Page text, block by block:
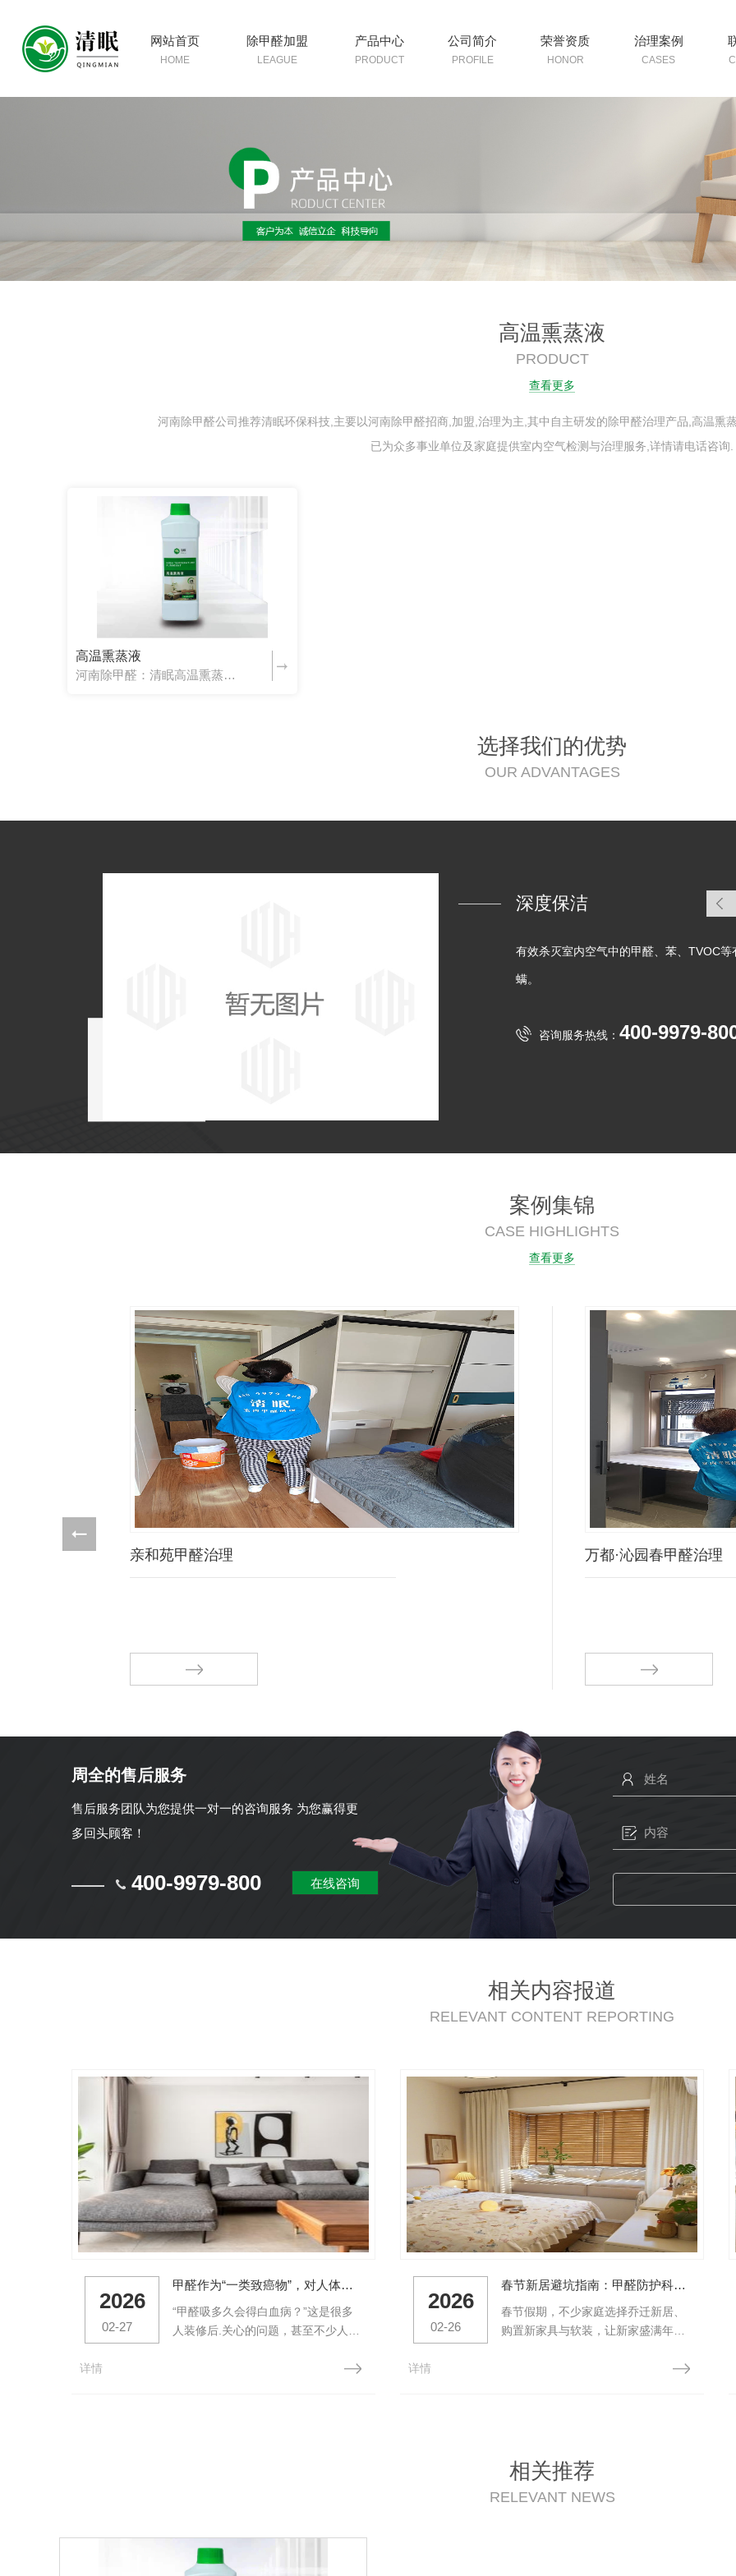
网站首页
HOME
除甲醛加盟
LEAGUE
产品中心
PRODUCT
公司简介
PROFILE
荣誉资质
HONOR
治理案例
CASES
高温熏蒸液
PRODUCT
查看更多
河南除甲醛公司推荐清眠环保科技,主要以河南除甲醛招商,加盟,治理为主,其中自主研发的除甲醛治理产品,高温熏
已为众多事业单位及家庭提供室内空气检测与治理服务,详情请电话咨询.
高温熏蒸液
河南除甲醛：清眠高温熏蒸液产品特点渗透污染源头，快速成膜，瓦解深层甲醛。产品成分高分子成膜剂、甲基纤维素钠、渗透剂、活性剂、除醛聚合物。作用原理在室温下羟基和氨基与甲醛发生反应可快速成膜、硬度高，不易...
选择我们的优势
OUR ADVANTAGES
深度保洁
有效杀灭室内空气中的甲醛、苯、TVOC等
螨。
咨询服务热线： 400-9979-
案例集锦
CASE HIGHLIGHTS
查看更多
亲和苑甲醛治理 万都·沁园春甲醛治理
周全的售后服务
售后服务团队为您提供一对一的咨询服务 为您赢得更
多回头顾客！
400-9979-800 在线咨询
相关内容报道
RELEVANT CONTENT REPORTING
2026
02-27
甲醛作为“一类致癌物”，对人体的危害远不止白血病这一种！
“甲醛吸多久会得白血病？”这是很多
人装修后.关心的问题，甚至不少人存
病，甲醛超标就无需在意。事实上，
详情
2026
02-26
春节新居避坑指南：甲醛防护科普，守护家人居家健康
春节假期，不少家庭选择乔迁新居、
购置新家具与软装，让新家盛满年味
时，室内甲醛污染这一隐形威胁不容
无色、带有刺激性气味的有机化合
物，常温下呈气态，极易溶于水和
乙...
详情
相关推荐
RELEVANT NEWS